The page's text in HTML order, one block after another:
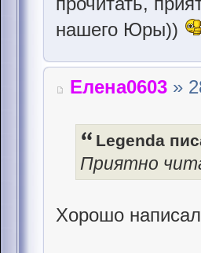
нашего Юры))
Елена0603 »
Legenda
Приятно
Хорошо